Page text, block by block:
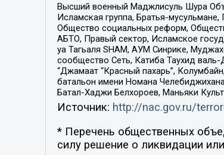
Высший военный Маджлисуль Шура
Исламская группа, Братья-
Общество социальных реформ,
АБТО, Правый сектор, Исламское
уа Тагьаля SHAM, АУМ Синрике,
сообщество Сеть, Катиба Таухид
“Джамаат “Красный пахарь”,
батальон имени Номана
Батал-Хаджи Белхороев, Маньяки
Источник: http://nac.gov.ru/
* Перечень общественных
силу решение о ликвидации